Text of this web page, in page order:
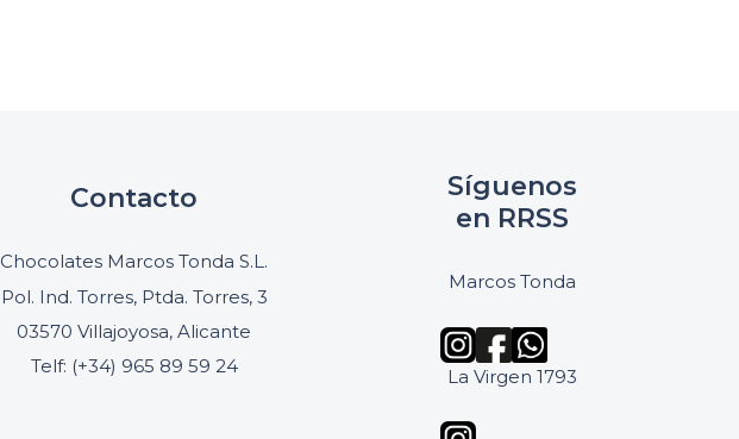
Contacto
Chocolates Marcos Tonda S.L.
Pol. Ind. Torres, Ptda. Torres, 3
03570 Villajoyosa, Alicante
Telf: (+34) 965 89 59 24
Síguenos
en RRSS
Marcos Tonda
La Virgen 1793